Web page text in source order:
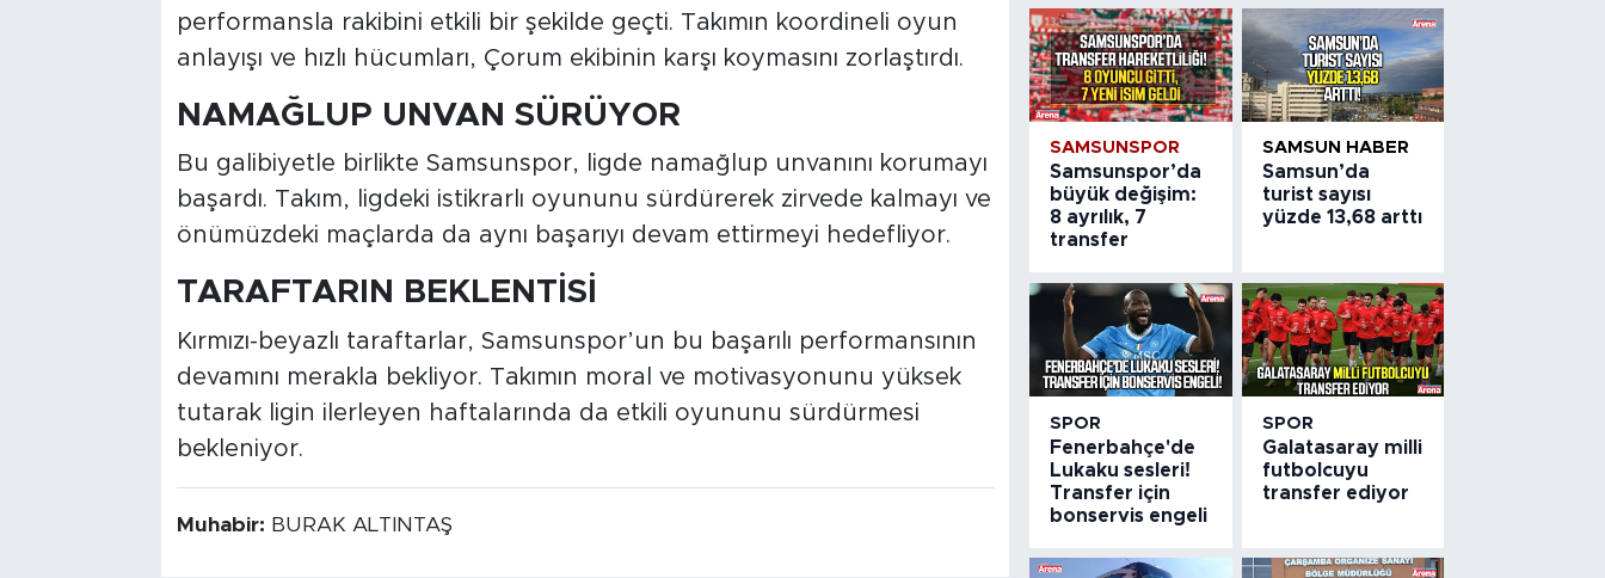
performansla rakibini etkili bir şekilde geçti. Takımın koordineli oyun
anlayışı ve hızlı hücumları, Çorum ekibinin karşı koymasını zorlaştırdı.
NAMAĞLUP UNVAN SÜRÜYOR
Bu galibiyetle birlikte Samsunspor, ligde namağlup unvanını korumayı
başardı. Takım, ligdeki istikrarlı oyununu sürdürerek zirvede kalmayı ve
önümüzdeki maçlarda da aynı başarıyı devam ettirmeyi hedefliyor.
TARAFTARIN BEKLENTİSİ
Kırmızı-beyazlı taraftarlar, Samsunspor’un bu başarılı performansının
devamını merakla bekliyor. Takımın moral ve motivasyonunu yüksek
tutarak ligin ilerleyen haftalarında da etkili oyununu sürdürmesi
bekleniyor.
Muhabir: BURAK ALTINTAŞ
SAMSUNSPOR
Samsunspor’da
büyük değişim:
8 ayrılık, 7
transfer
SAMSUN HABER
Samsun’da
turist sayısı
yüzde 13,68 arttı
SPOR
Fenerbahçe'de
Lukaku sesleri!
Transfer için
bonservis engeli
SPOR
Galatasaray milli
futbolcuyu
transfer ediyor